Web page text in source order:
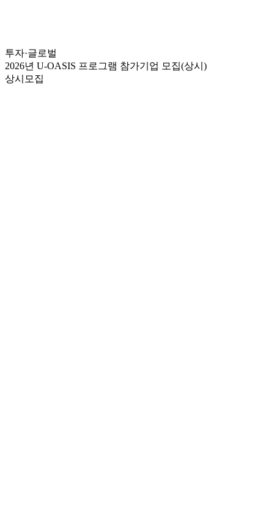
투자·글로벌
2026년 U-OASIS 프로그램 참가기업 모집(상시)
상시모집